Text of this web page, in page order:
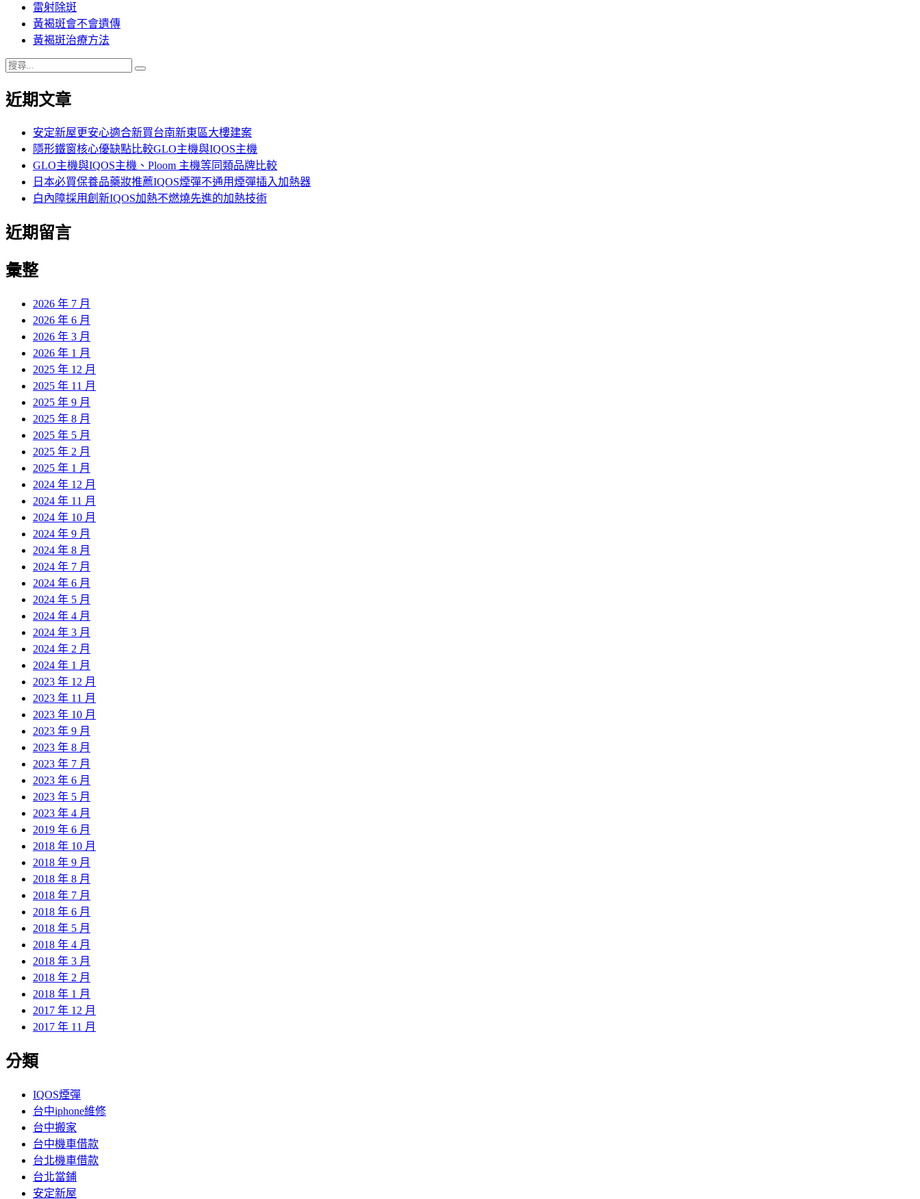
雷射除斑
黃褐斑會不會遺傳
黃褐斑治療方法
搜
關
近期文章
安定新屋更安心適合新買台南新東區大樓建案
隱形鐵窗核心優缺點比較GLO主機與IQOS主機
GLO主機與IQOS主機、Ploom 主機等同類品牌比較
日本必買保養品藥妝推薦IQOS煙彈不通用煙彈插入加熱器
白內障採用創新IQOS加熱不燃燒先進的加熱技術
近期留言
彙整
2026 年 7 月
2026 年 6 月
2026 年 3 月
2026 年 1 月
2025 年 12 月
2025 年 11 月
2025 年 9 月
2025 年 8 月
2025 年 5 月
2025 年 2 月
2025 年 1 月
2024 年 12 月
2024 年 11 月
2024 年 10 月
2024 年 9 月
2024 年 8 月
2024 年 7 月
2024 年 6 月
2024 年 5 月
2024 年 4 月
2024 年 3 月
2024 年 2 月
2024 年 1 月
2023 年 12 月
2023 年 11 月
2023 年 10 月
2023 年 9 月
2023 年 8 月
2023 年 7 月
2023 年 6 月
2023 年 5 月
2023 年 4 月
2019 年 6 月
2018 年 10 月
2018 年 9 月
2018 年 8 月
2018 年 7 月
2018 年 6 月
2018 年 5 月
2018 年 4 月
2018 年 3 月
2018 年 2 月
2018 年 1 月
2017 年 12 月
2017 年 11 月
分類
IQOS煙彈
台中iphone維修
台中搬家
台中機車借款
台北機車借款
台北當鋪
安定新屋